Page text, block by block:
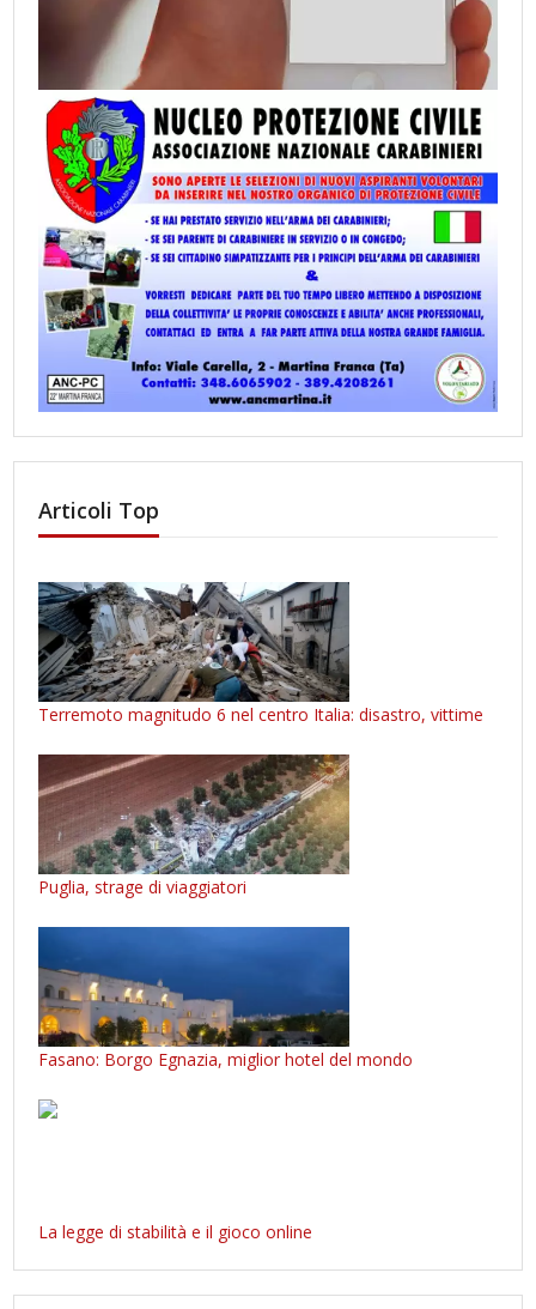
Articoli Top
Terremoto magnitudo 6 nel centro Italia: disastro, vittime
Puglia, strage di viaggiatori
Fasano: Borgo Egnazia, miglior hotel del mondo
La legge di stabilità e il gioco online